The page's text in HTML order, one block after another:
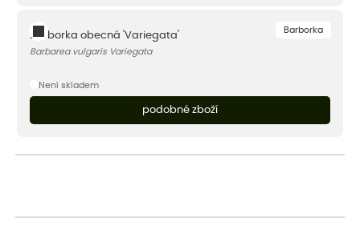
Barborka
Barborka obecná 'Variegata'
Barbarea vulgaris Variegata
Není skladem
podobné zboží